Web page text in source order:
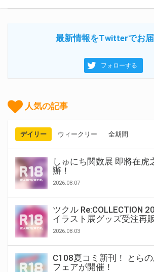
最新情報をTwitterでお届
フォローする
人気の記事
デイリー ウィークリー 全期間
しゅにち関数展 即將在虎
辦！
2026.08.07
ツクル Re:COLLECTION
イラスト展グッズ受注再
2026.08.03
C108夏コミ新刊！ とら
フェアが開催！